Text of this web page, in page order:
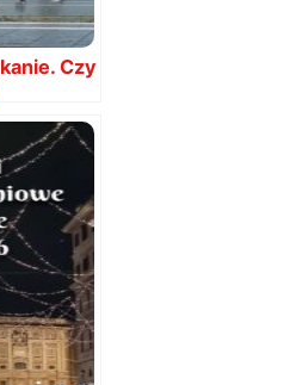
Czy